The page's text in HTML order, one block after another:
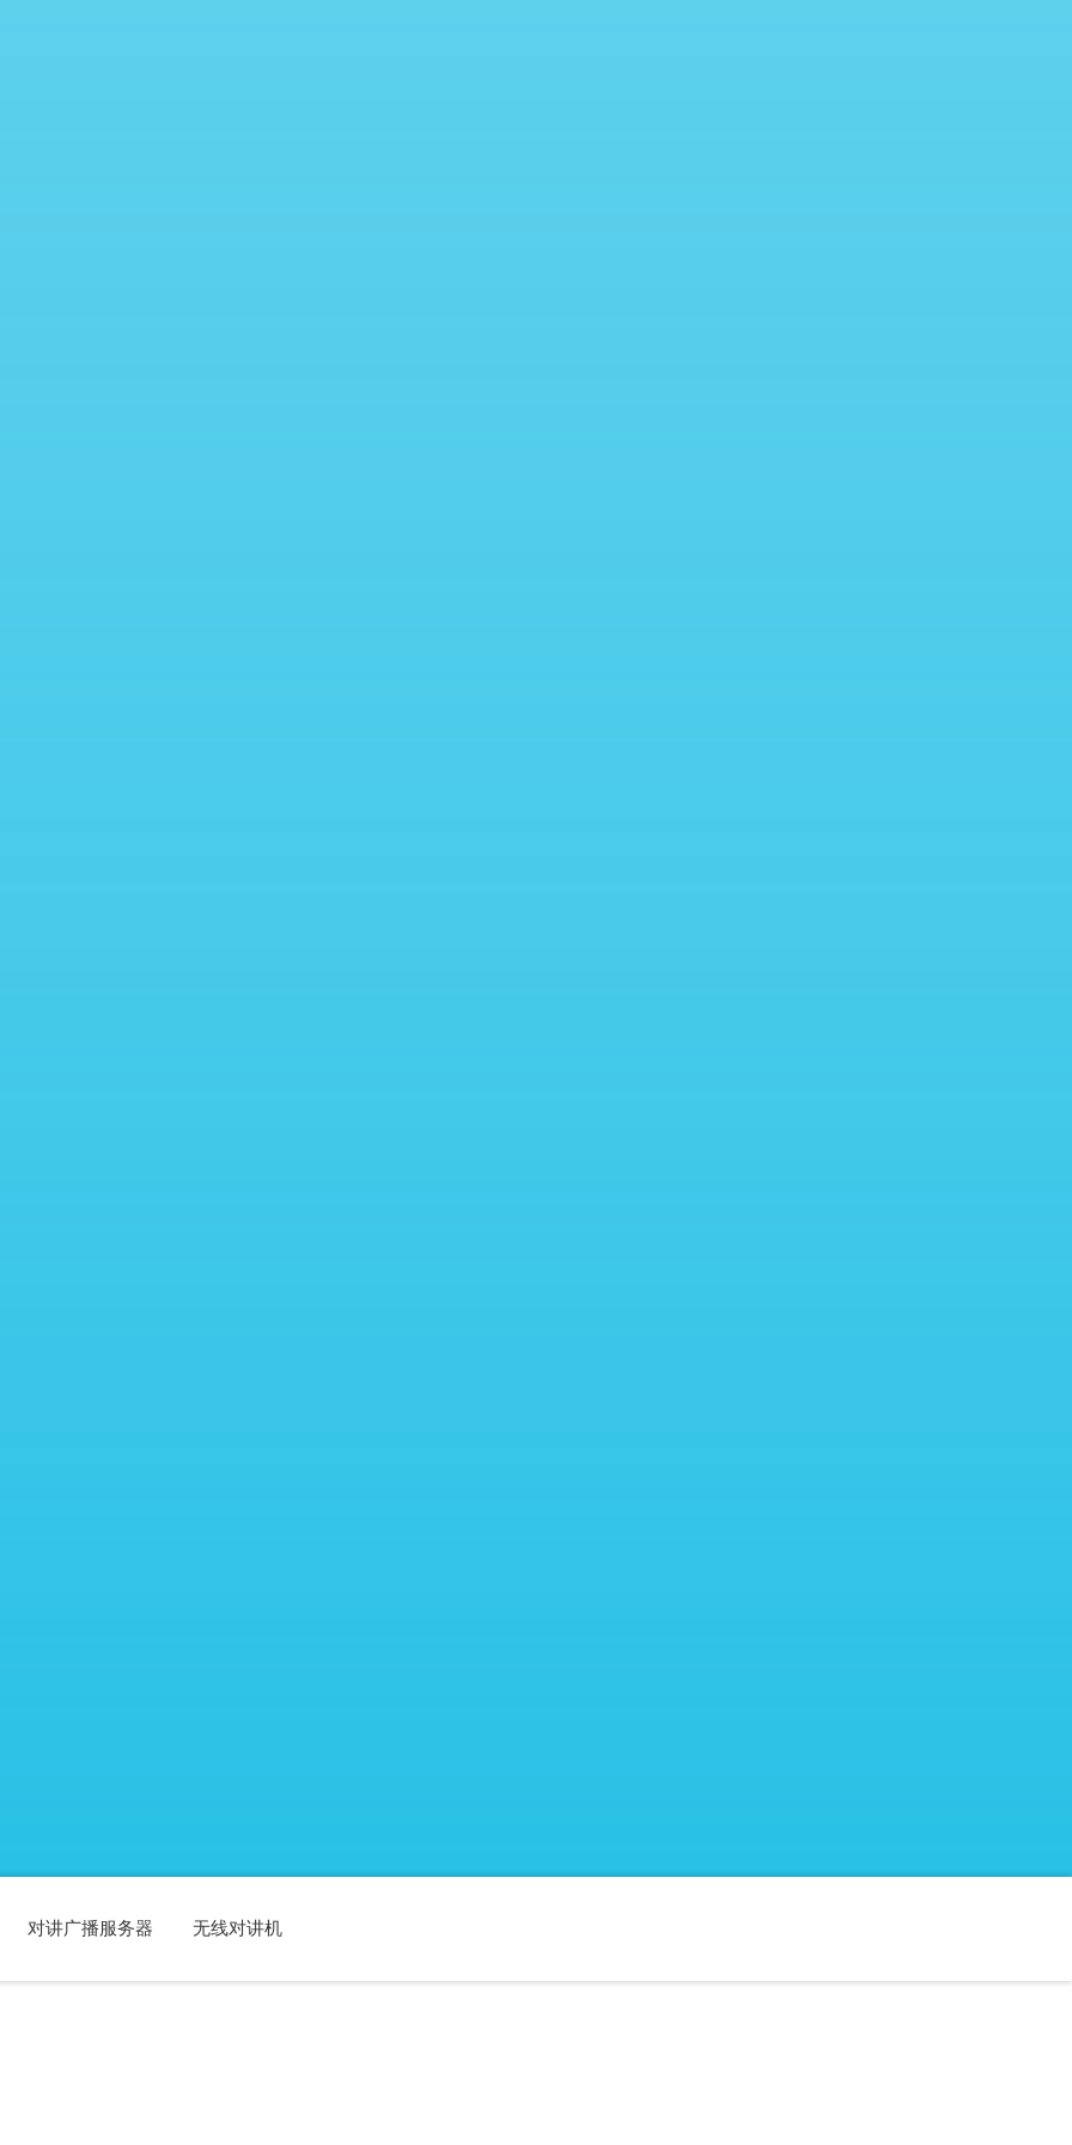
对讲广播服务器 无线对讲机